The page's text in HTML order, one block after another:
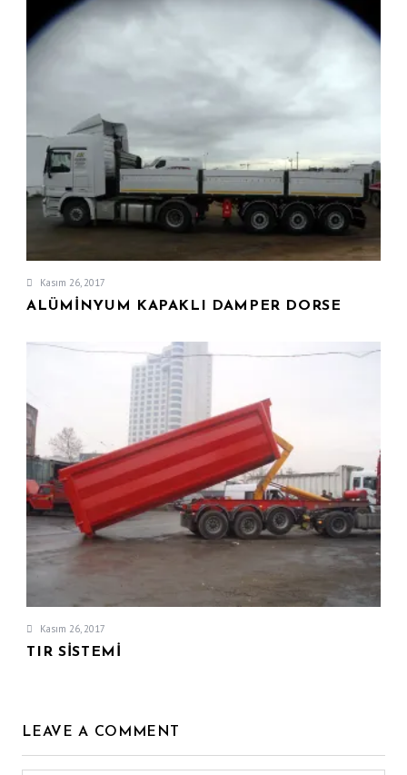
Kasım 26, 2017
ALÜMINYUM KAPAKLI DAMPER DORSE
Kasım 26, 2017
TIR SISTEMI
LEAVE A COMMENT